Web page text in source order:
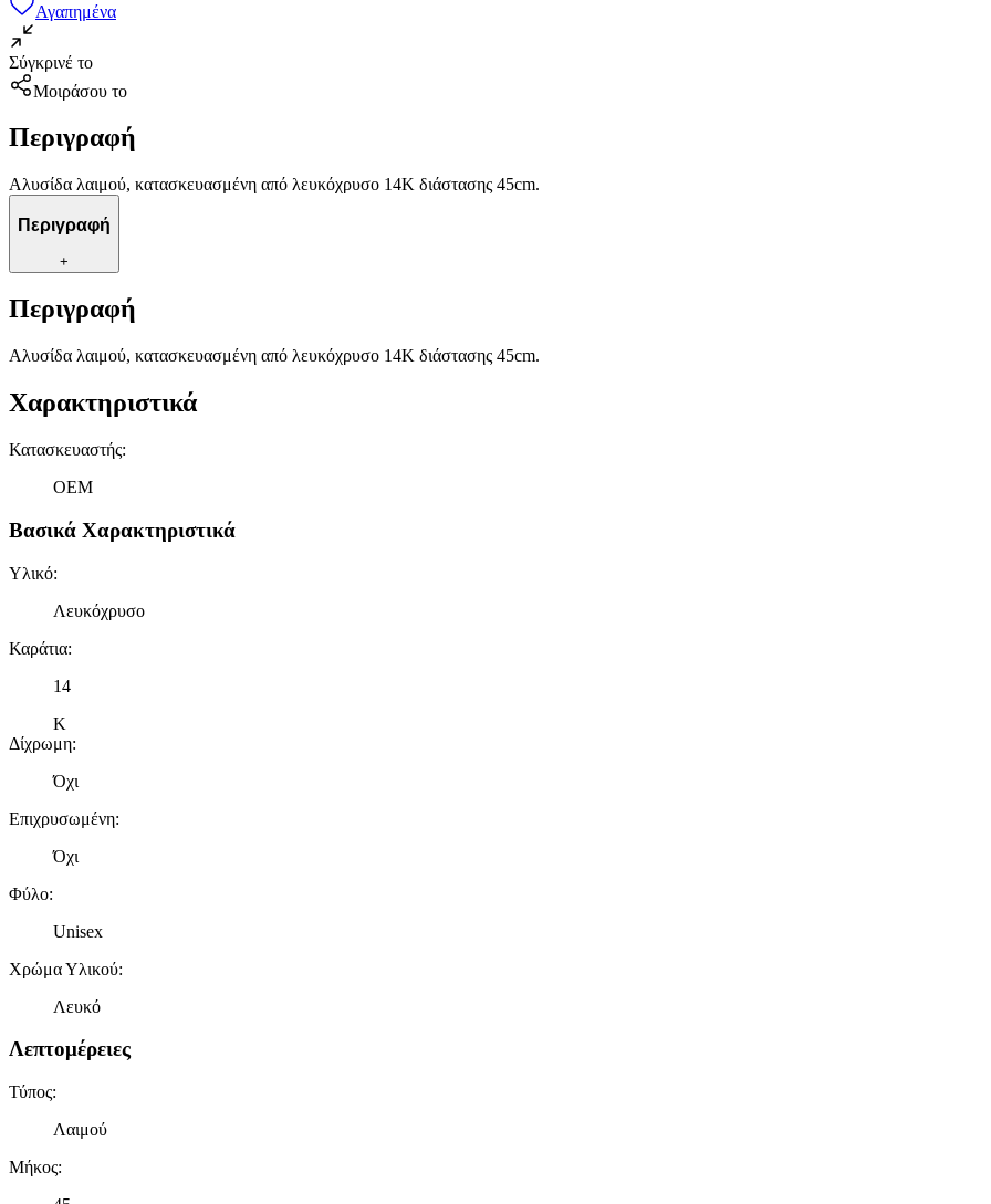
Αγαπημένα
Σύγκρινέ το
Μοιράσου το
Περιγραφή
Αλυσίδα λαιμού, κατασκευασμένη από λευκόχρυσο 14K διάστασης 45cm.
Περιγραφή
+
Περιγραφή
Αλυσίδα λαιμού, κατασκευασμένη από λευκόχρυσο 14K διάστασης 45cm.
Χαρακτηριστικά
Κατασκευαστής:
OEM
Βασικά Χαρακτηριστικά
Υλικό:
Λευκόχρυσο
Καράτια:
14
Κ
Δίχρωμη:
Όχι
Επιχρυσωμένη:
Όχι
Φύλο:
Unisex
Χρώμα Υλικού:
Λευκό
Λεπτομέρειες
Τύπος:
Λαιμού
Μήκος: